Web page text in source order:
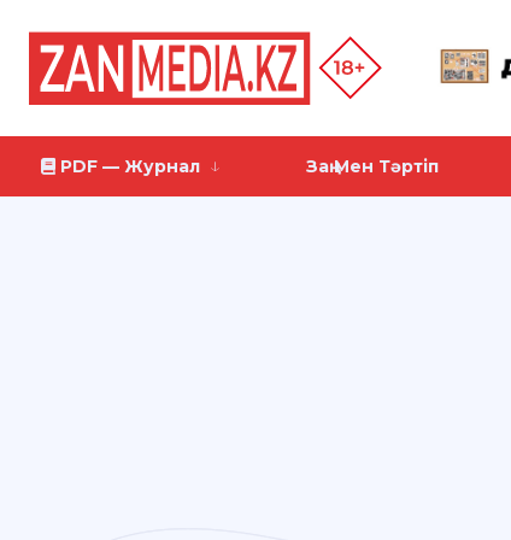
PDF — Журнал Заң Мен Тәртіп